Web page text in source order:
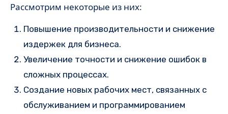
Рассмотрим некоторые из них:
Повышение производительности и снижение
издержек для бизнеса.
Увеличение точности и снижение ошибок в
сложных процессах.
Создание новых рабочих мест, связанных с
обслуживанием и программированием